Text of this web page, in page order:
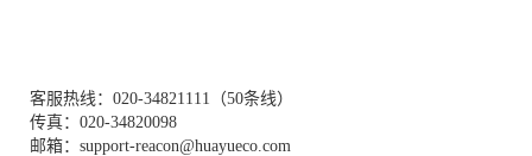
客服热线：020-34821111（50条线）
传真：020-34820098
邮箱：support-reacon@huayueco.com